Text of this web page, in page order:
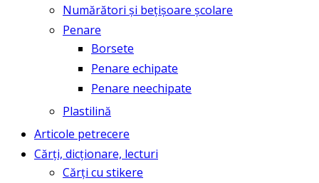
Numărători și bețișoare școlare
Penare
Borsete
Penare echipate
Penare neechipate
Plastilină
Articole petrecere
Cărți, dicționare, lecturi
Cărți cu stikere